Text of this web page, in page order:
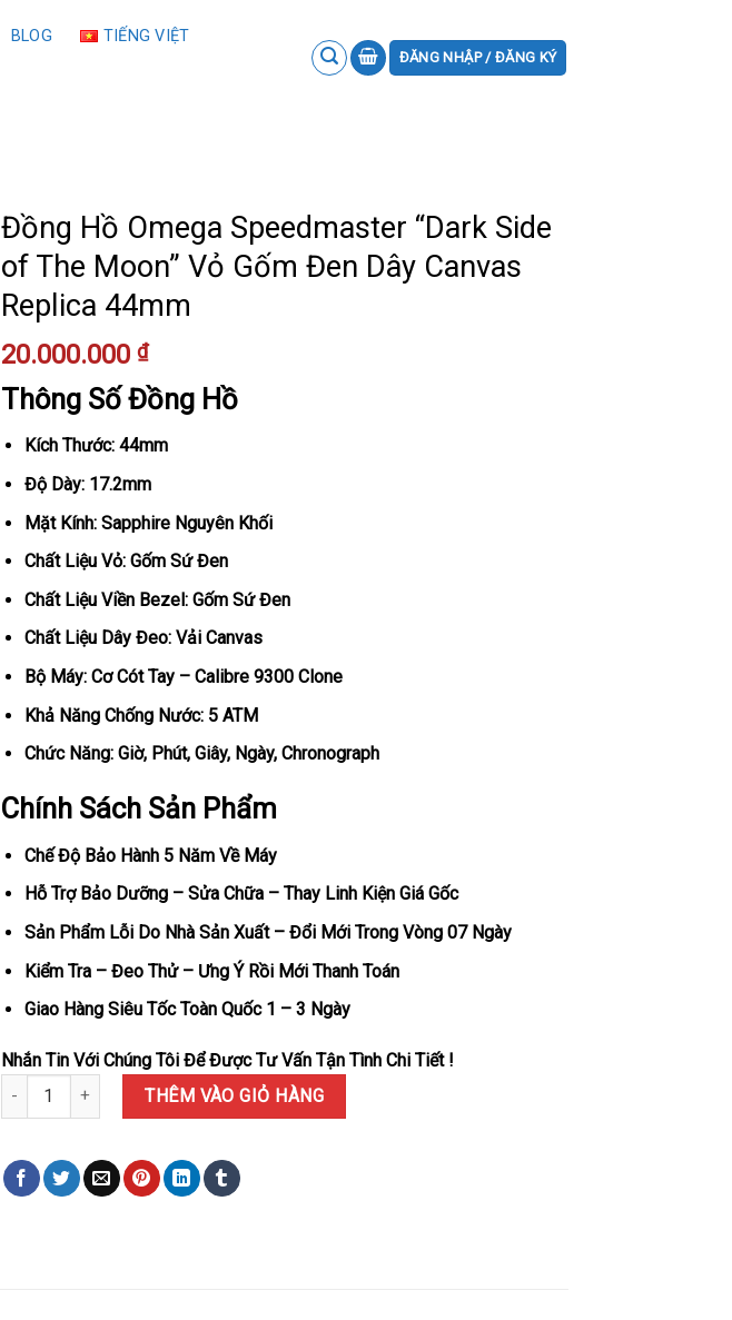
BLOG TIẾNG VIỆT
ĐĂNG NHẬP / ĐĂNG KÝ
Đồng Hồ Omega Speedmaster “Dark Side
of The Moon” Vỏ Gốm Đen Dây Canvas
Replica 44mm
20.000.000 ₫
Thông Số Đồng Hồ
Kích Thước: 44mm
Độ Dày: 17.2mm
Mặt Kính: Sapphire Nguyên Khối
Chất Liệu Vỏ: Gốm Sứ Đen
Chất Liệu Viền Bezel: Gốm Sứ Đen
Chất Liệu Dây Đeo: Vải Canvas
Bộ Máy: Cơ Cót Tay – Calibre 9300 Clone
Khả Năng Chống Nước: 5 ATM
Chức Năng: Giờ, Phút, Giây, Ngày, Chronograph
Chính Sách Sản Phẩm
Chế Độ Bảo Hành 5 Năm Về Máy
Hỗ Trợ Bảo Dưỡng – Sửa Chữa – Thay Linh Kiện Giá Gốc
Sản Phẩm Lỗi Do Nhà Sản Xuất – Đổi Mới Trong Vòng 07 Ngày
Kiểm Tra – Đeo Thử – Ưng Ý Rồi Mới Thanh Toán
Giao Hàng Siêu Tốc Toàn Quốc 1 – 3 Ngày
Nhắn Tin Với Chúng Tôi Để Được Tư Vấn Tận Tình Chi Tiết !
Đồng Hồ Omega Speedmaster “Dark Side of The Moon” Vỏ Gốm Đen Dây Canvas Replica 44mm số
THÊM VÀO GIỎ HÀNG